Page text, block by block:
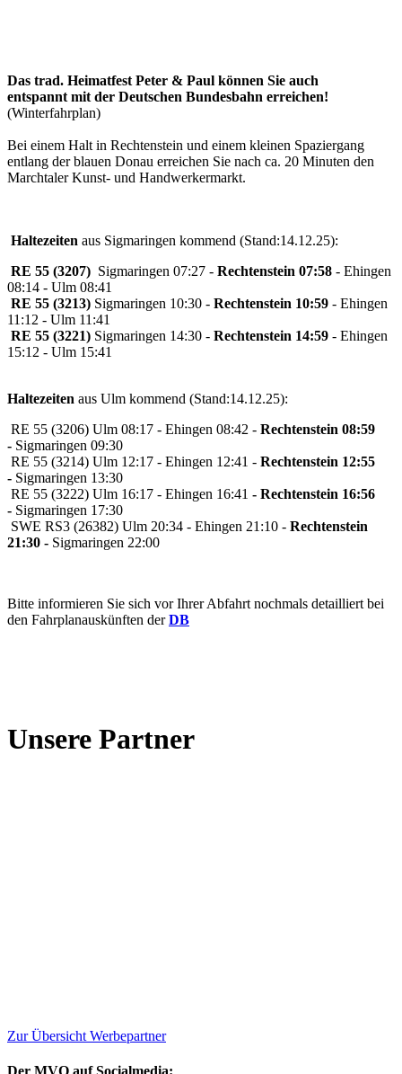
Das trad. Heimatfest Peter & Paul können Sie auch
entspannt mit der Deutschen Bundesbahn erreichen!
(Winterfahrplan)
Bei einem Halt in Rechtenstein und einem kleinen Spaziergang
entlang der blauen Donau erreichen Sie nach ca. 20 Minuten den
Marchtaler Kunst- und Handwerkermarkt.
Haltezeiten aus Sigmaringen kommend (Stand:14.12.25):
RE 55 (3207) Sigmaringen 07:27 - Rechtenstein 07:58 - Ehingen
08:14 - Ulm 08:41
RE 55 (3213) Sigmaringen 10:30 - Rechtenstein 10:59 - Ehingen
11:12 - Ulm 11:41
RE 55 (3221) Sigmaringen 14:30 - Rechtenstein 14:59 - Ehingen
15:12 - Ulm 15:41
Haltezeiten aus Ulm kommend (Stand:14.12.25):
RE 55 (3206) Ulm 08:17 - Ehingen 08:42 - Rechtenstein 08:59
- Sigmaringen 09:30
RE 55 (3214) Ulm 12:17 - Ehingen 12:41 - Rechtenstein 12:55
- Sigmaringen 13:30
RE 55 (3222) Ulm 16:17 - Ehingen 16:41 - Rechtenstein 16:56
- Sigmaringen 17:30
SWE RS3 (26382) Ulm 20:34 - Ehingen 21:10 - Rechtenstein
21:30 - Sigmaringen 22:00
Bitte informieren Sie sich vor Ihrer Abfahrt nochmals detailliert bei
den Fahrplanauskünften derDB
Unsere Partner
Zur Übersicht Werbepartner
Der MVO auf Socialmedia: